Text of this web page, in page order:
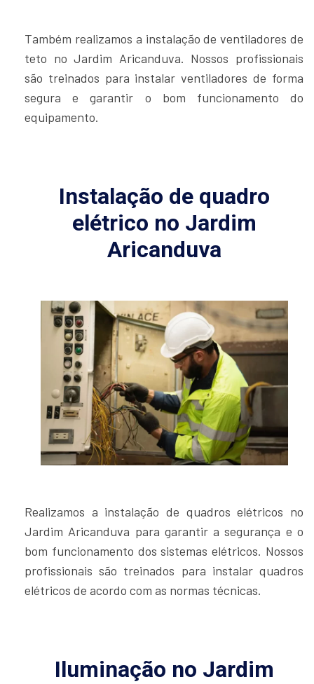
Também realizamos a instalação de ventiladores de
teto no Jardim Aricanduva. Nossos profissionais
são treinados para instalar ventiladores de forma
segura e garantir o bom funcionamento do
equipamento.
Instalação de quadro
elétrico no Jardim
Aricanduva
Realizamos a instalação de quadros elétricos no
Jardim Aricanduva para garantir a segurança e o
bom funcionamento dos sistemas elétricos. Nossos
profissionais são treinados para instalar quadros
elétricos de acordo com as normas técnicas.
Iluminação no Jardim